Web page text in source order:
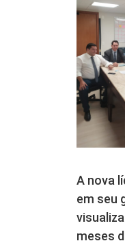
A nova
em seu
meses